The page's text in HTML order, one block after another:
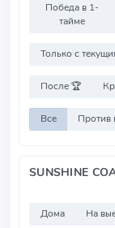
Победа в 1-
тайме
Только с
После 🏆
Все
SUNSHINE
Дома На